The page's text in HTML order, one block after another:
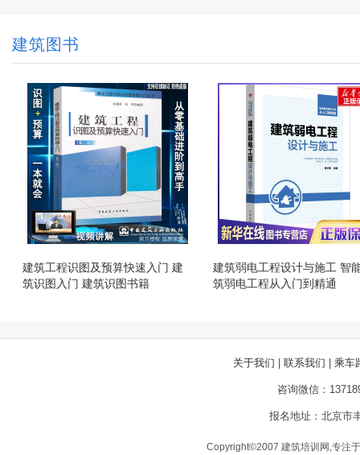
建筑图书
建筑工程识图及预算快速入门 建
筑识图入门 建筑识图书籍
建筑弱电工程设计与施工 智
筑弱电工程从入门到精通
关于我们 联系我们 乘车
咨询微信：
报名地址：北京市
Copyright©2007 建筑培训网,专注